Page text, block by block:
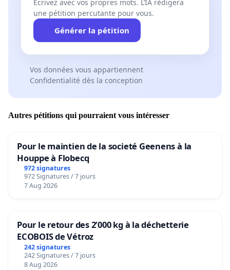
Écrivez avec vos propres mots. L’IA rédigera
une pétition percutante pour vous.
Générer la pétition
Vos données vous appartiennent
Confidentialité dès la conception
Autres pétitions qui pourraient vous intéresser
Pour le maintien de la societé Geenens à la
Houppe à Flobecq
972 signatures
972 Signatures / 7 jours
7 Aug 2026
Pour le retour des 2’000 kg à la déchetterie
ECOBOIS de Vétroz
242 signatures
242 Signatures / 7 jours
8 Aug 2026